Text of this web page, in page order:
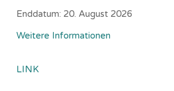
Enddatum: 20. August 2026
Weitere Informationen
LINK